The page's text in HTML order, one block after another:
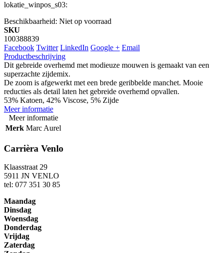
lokatie_winpos_s03:
Beschikbaarheid: Niet op voorraad
SKU
100388839
Facebook Twitter LinkedIn Google + Email
Productbeschrijving
Dit gebreide overhemd met modieuze mouwen is gemaakt van een
superzachte zijdemix.
De zoom is afgewerkt met een brede geribbelde manchet. Mooie
reducties als detail laten het gebreide overhemd opvallen.
53% Katoen, 42% Viscose, 5% Zijde
Meer informatie
Meer informatie
Merk Marc Aurel
Carrièra Venlo
Klaasstraat 29
5911 JN VENLO
tel: 077 351 30 85
Maandag
Dinsdag
Woensdag
Donderdag
Vrijdag
Zaterdag